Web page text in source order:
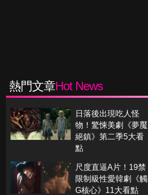
熱門文章Hot News
日落後出現吃人怪
物！驚悚美劇《夢魘
絕鎮》第二季5大看
點
尺度直逼A片！19禁
限制級性愛韓劇《觸
G核心》11大看點